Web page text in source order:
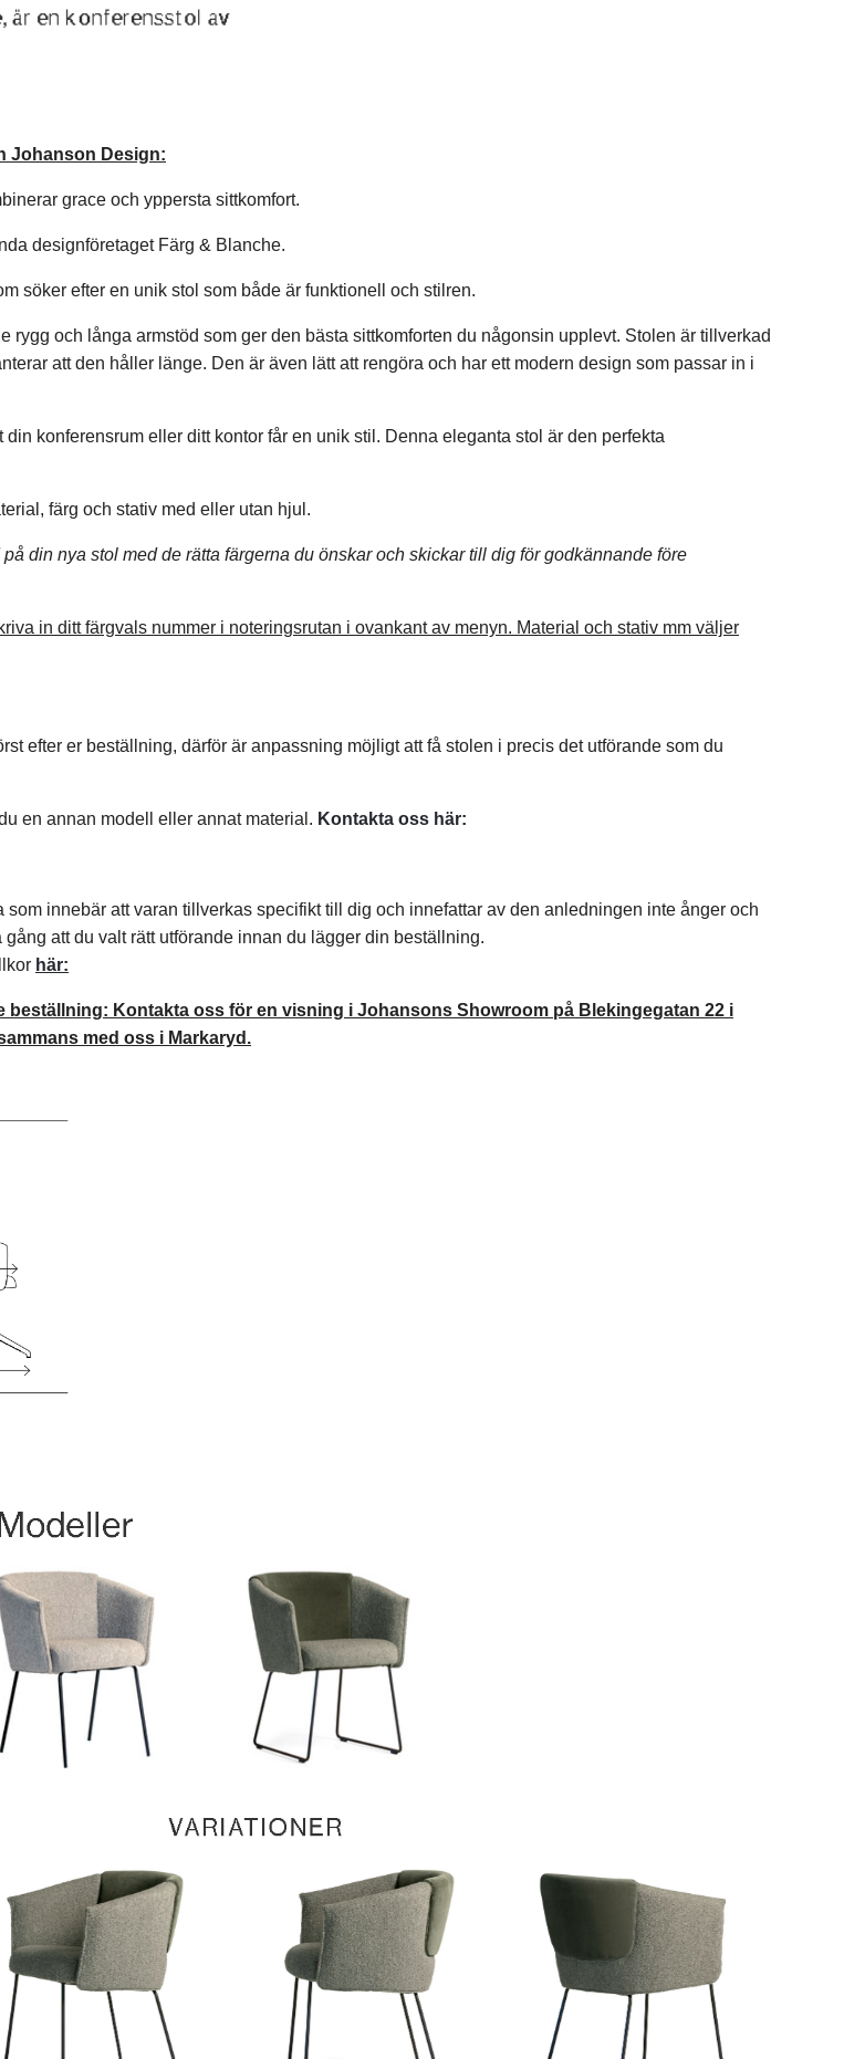
Johanson Design:
grace och yppersta sittkomfort.
designföretaget Färg & Blanche.
söker efter en unik stol som både är funktionell och stilren.
rygg och långa armstöd som ger den bästa sittkomforten du någonsin upplevt. Stolen är tillverkad
att den håller länge. Den är även lätt att rengöra och har ett modern design som passar in i
konferensrum eller ditt kontor får en unik stil. Denna eleganta stol är den perfekta
färg och stativ med eller utan hjul.
din nya stol med de rätta färgerna du önskar och skickar till dig för godkännande före
in ditt färgvals nummer i noteringsrutan i ovankant av menyn. Material och stativ mm väljer
efter er beställning, därför är anpassning möjligt att få stolen i precis det utförande som du
en annan modell eller annat material. Kontakta oss här:
innebär att varan tillverkas specifikt till dig och innefattar av den anledningen inte ånger och
att du valt rätt utförande innan du lägger din beställning.
här:
beställning: Kontakta oss för en visning i Johansons Showroom på Blekingegatan 22 i
med oss i Markaryd.